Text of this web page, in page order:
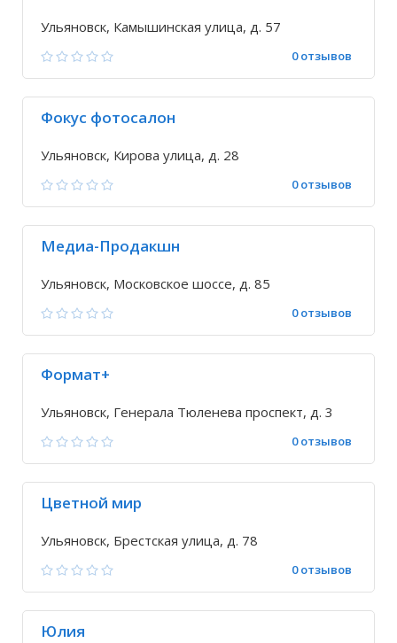
Ульяновск, Камышинская улица, д. 57
0 отзывов
Фокус фотосалон
Ульяновск, Кирова улица, д. 28
0 отзывов
Медиа-Продакшн
Ульяновск, Московское шоссе, д. 85
0 отзывов
Формат+
Ульяновск, Генерала Тюленева проспект, д. 3
0 отзывов
Цветной мир
Ульяновск, Брестская улица, д. 78
0 отзывов
Юлия